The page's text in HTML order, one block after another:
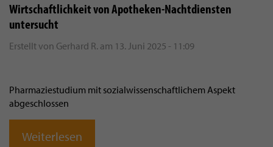
Wirtschaftlichkeit von Apotheken-Nachtdiensten
untersucht
Erstellt von Gerhard R. am 13. Juni 2025 - 11:09
Pharmaziestudium mit sozialwissenschaftlichem Aspekt
abgeschlossen
Weiterlesen